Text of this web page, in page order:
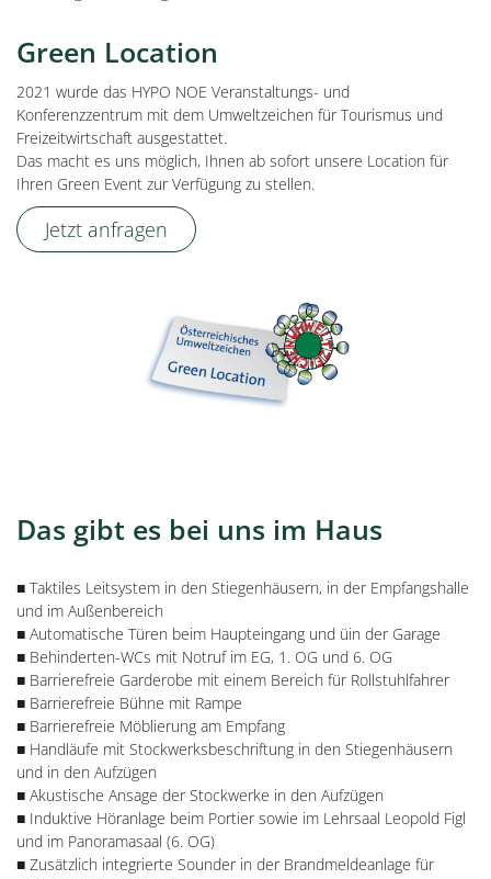
Green Location
2021 wurde das HYPO NOE Veranstaltungs- und
Konferenzzentrum mit dem Umweltzeichen für Tourismus und
Freizeitwirtschaft ausgestattet.
Das macht es uns möglich, Ihnen ab sofort unsere Location für
Ihren Green Event zur Verfügung zu stellen.
Jetzt anfragen
Das gibt es bei uns im Haus
■ Taktiles Leitsystem in den Stiegenhäusern, in der Empfangshalle
und im Außenbereich
■ Automatische Türen beim Haupteingang und üin der Garage
■ Behinderten-WCs mit Notruf im EG, 1. OG und 6. OG
■ Barrierefreie Garderobe mit einem Bereich für Rollstuhlfahrer
■ Barrierefreie Bühne mit Rampe
■ Barrierefreie Möblierung am Empfang
■ Handläufe mit Stockwerksbeschriftung in den Stiegenhäusern
und in den Aufzügen
■ Akustische Ansage der Stockwerke in den Aufzügen
■ Induktive Höranlage beim Portier sowie im Lehrsaal Leopold Figl
und im Panoramasaal (6. OG)
■ Zusätzlich integrierte Sounder in der Brandmeldeanlage für